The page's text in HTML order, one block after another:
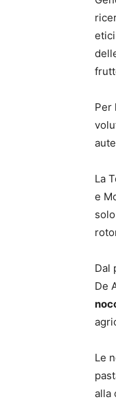
Per
La
e
Dal
De
Le
alla